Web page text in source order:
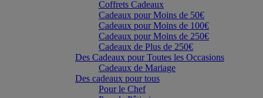
Coffrets Cadeaux
Cadeaux pour Moins de 50€
Cadeaux pour Moins de 100€
Cadeaux pour Moins de 250€
Cadeaux de Plus de 250€
Des Cadeaux pour Toutes les Occasions
Cadeaux de Mariage
Des cadeaux pour tous
Pour le Chef